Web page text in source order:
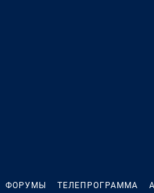
ФОРУМЫ ТЕЛЕПРОГРАММА